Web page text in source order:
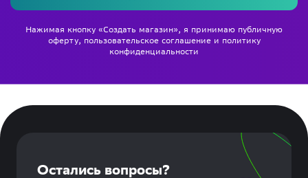
Нажимая кнопку «Создать магазин», я принимаю публичную
оферту, пользовательское соглашениеи политику
конфиденциальности
Остались вопросы?